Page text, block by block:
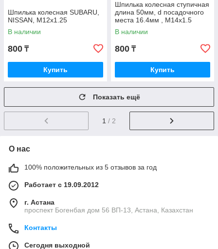
Шпилька колесная SUBARU,
NISSAN, M12х1.25
В наличии
800 ₸
Купить
Шпилька колесная ступичная
длина 50мм, d посадочного
места 16.4мм , M14x1.5
В наличии
800 ₸
Купить
Показать ещё
1 / 2
О нас
100% положительных из 5 отзывов за год
Работает с 19.09.2012
г. Астана
проспект Богенбая дом 56 ВП-13, Астана, Казахстан
Контакты
Сегодня выходной